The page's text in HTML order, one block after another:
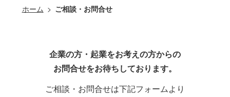
労働・社会保険手続き
給与計算
ホーム ご相談・お問合せ
企業の方・起業をお考えの方からの
お問合せをお待ちしております。
ご相談・お問合せは下記フォームより